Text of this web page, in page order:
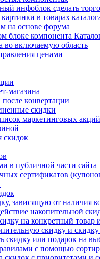
инфоблок сделать
в товарах
на основе форума
блоке компонента
во включаемую область
ценами
магазина
конвертации
скидки
маркетинговых акций
скидок
в публичной части сайта
сертификатов
зависящую от наличия
накопительной
на конкретный товар
скидку и
скидку или подарок на
с помощью